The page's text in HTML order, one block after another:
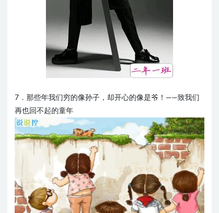
7．那些年我们穷的像孙子，却开心的像是爷！——致我们
再也回不起的童年